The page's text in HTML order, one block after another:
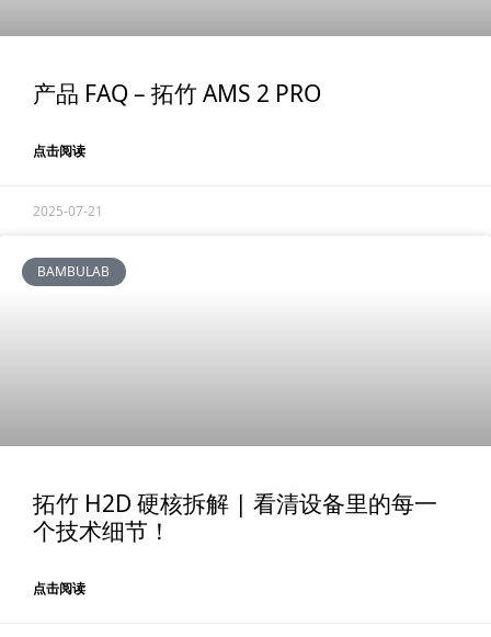
产品 FAQ – 拓竹 AMS 2 PRO
点击阅读
2025-07-21
BAMBULAB
拓竹 H2D 硬核拆解 | 看清设备里的每一
个技术细节！
点击阅读